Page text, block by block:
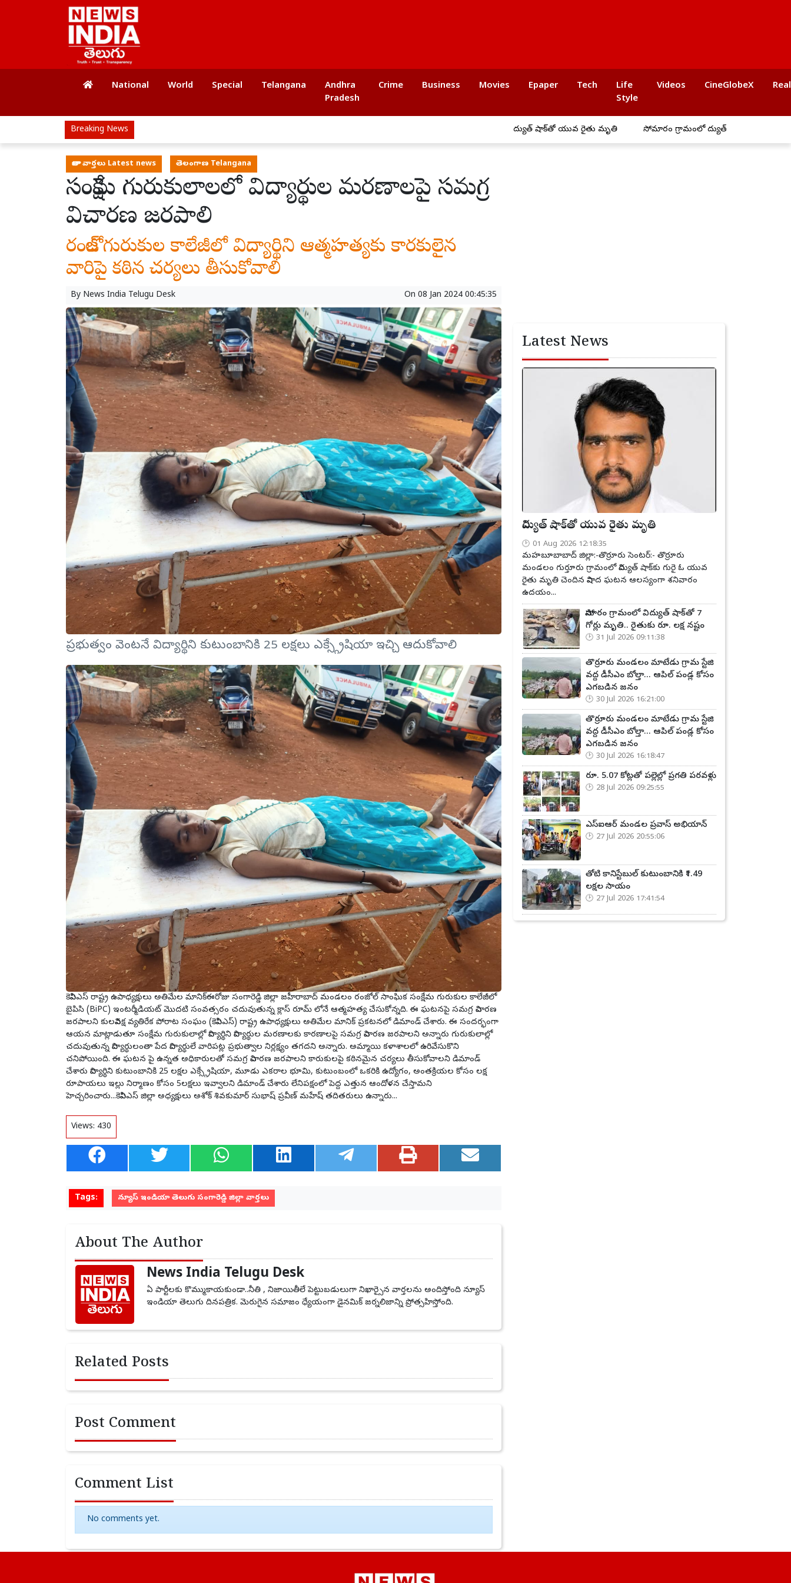
National World Special Telangana
Andhra
Pradesh
Crime Business Movies Epaper Tech
Life
Style
Videos CineGlobeX
Breaking News విద్యుత్ షాక్‌తో యువ రైతు మృతి సోమారం గ్రామంలో విద్యుత్ షాక్‌తో 7 గోర్లు మృతి.. రైతుకు
తాజా వార్తలు Latest news తెలంగాణ Telangana
సంక్షేమ గురుకులాలలో విద్యార్థుల మరణాలపై సమగ్ర
విచారణ జరపాలి
రంజోల్ గురుకుల కాలేజీలో విద్యార్థిని ఆత్మహత్యకు కారకులైన
వారిపై కఠిన చర్యలు తీసుకోవాలి
By News India Telugu Desk On 08 Jan 2024 00:45:35
ప్రభుత్వం వెంటనే విద్యార్థిని కుటుంబానికి 25 లక్షలు ఎక్స్గ్రేషియా ఇచ్చి ఆదుకోవాలి
కెవిపిఎస్ రాష్ట్ర ఉపాధ్యక్షులు అతిమేల మానిక్ఈరోజు సంగారెడ్డి జిల్లా జహీరాబాద్ మండలం రంజోల్ సాంఘిక సంక్షేమ గురుకుల కాలేజీలో
బైపిసి (BiPC) ఇంటర్మీడియట్ మొదటి సంవత్సరం చదువుతున్న క్లాస్ రూమ్ లోనే ఆత్మహత్య చేసుకోన్నది. ఈ ఘటనపై సమగ్ర విచారణ
జరపాలని కులవివక్ష వ్యతిరేక పోరాట సంఘం (కెవిపిఎస్) రాష్ట్ర ఉపాధ్యక్షులు అతిమేల మానిక్ ప్రకటనలో డిమాండ్ చేశారు. ఈ సందర్భంగా
ఆయన మాట్లాడుతూ సంక్షేమ గురుకులాల్లో విద్యార్థిని విద్యార్థుల మరణాలకు కారణాలపై సమగ్ర విచారణ జరపాలని అన్నారు గురుకులాల్లో
చదువుతున్న విద్యార్థులంతా పేద విద్యార్థులే వారిపట్ల ప్రభుత్వాల నిర్లక్ష్యం తగదని అన్నారు. అమ్మాయి కళాశాలలో ఉరివేసుకొని
చనిపోయింది. ఈ ఘటన పై ఉన్నత అధికారులతో సమగ్ర విచారణ జరపాలని కారుకులపై కఠినమైన చర్యలు తీసుకోవాలని డిమాండ్
చేశారు విద్యార్థిని కుటుంబానికి 25 లక్షల ఎక్స్గ్రేషియా, మూడు ఎకరాల భూమి, కుటుంబంలో ఒకరికి ఉద్యోగం, అంతక్రియల కోసం లక్ష
రూపాయలు ఇల్లు నిర్మాణం కోసం 5లక్షలు ఇవ్వాలని డిమాండ్ చేశారు లేనిపక్షంలో పెద్ద ఎత్తున ఆందోళన చేస్తామని
హెచ్చరించారు...కెవిపిఎస్ జిల్లా అధ్యక్షులు అశోక్ శివకుమార్ సుభాష్ ప్రవీణ్ మహేష్ తదితరులు ఉన్నారు...
Views: 430
Tags: న్యూస్ ఇండియా తెలుగు సంగారెడ్డి జిల్లా వార్తలు
About The Author
News India Telugu Desk
ఏ పార్టీలకు కొమ్ముకాయకుండా..నీతి , నిజాయితీలే పెట్టుబడులుగా నిఖార్సైన వార్తలను అందిస్తోంది న్యూస్
ఇండియా తెలుగు దినపత్రిక. మెరుగైన సమాజం ధ్యేయంగా డైనమిక్ జర్నలిజాన్ని ప్రోత్సహిస్తోంది.
Related Posts
Post Comment
Comment List
No comments yet.
Latest News
విద్యుత్ షాక్‌తో యువ రైతు మృతి
01 Aug 2026 12:18:35
మహబూబాబాద్ జిల్లా:-తొర్రూరు సెంటర్:- తొర్రూరు
మండలం గుర్తూరు గ్రామంలో విద్యుత్ షాక్‌కు గురై ఓ యువ
రైతు మృతి చెందిన విషాద ఘటన ఆలస్యంగా శనివారం
ఉదయం...
సోమారం గ్రామంలో విద్యుత్ షాక్‌తో 7
గోర్లు మృతి.. రైతుకు రూ. లక్ష నష్టం
31 Jul 2026 09:11:38
తొర్రూరు మండలం మాటేడు గ్రామ స్టేజి
వద్ద డీసీఎం బోల్తా... ఆపిల్ పండ్ల కోసం
ఎగబడిన జనం
30 Jul 2026 16:21:00
తొర్రూరు మండలం మాటేడు గ్రామ స్టేజి
వద్ద డీసీఎం బోల్తా... ఆపిల్ పండ్ల కోసం
ఎగబడిన జనం
30 Jul 2026 16:18:47
రూ. 5.07 కోట్లతో పల్లెల్లో ప్రగతి పరవళ్లు
28 Jul 2026 09:25:55
ఎస్ఐఆర్ మండల ప్రవాస్ అభియాన్‌
27 Jul 2026 20:55:06
తోటి కానిస్టేబుల్ కుటుంబానికి ₹1.49
లక్షల సాయం
27 Jul 2026 17:41:54